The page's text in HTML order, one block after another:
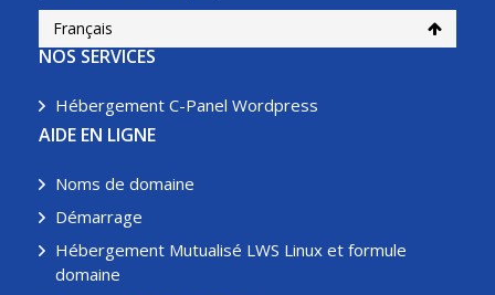
Français
NOS SERVICES
Hébergement C-Panel Wordpress
AIDE EN LIGNE
Noms de domaine
Démarrage
Hébergement Mutualisé LWS Linux et formule
domaine